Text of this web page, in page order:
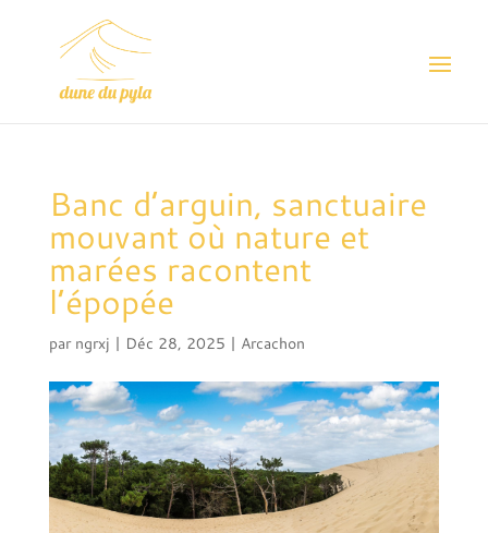
Banc d’arguin, sanctuaire
mouvant où nature et
marées racontent
l’épopée
par ngrxj | Déc 28, 2025 | Arcachon